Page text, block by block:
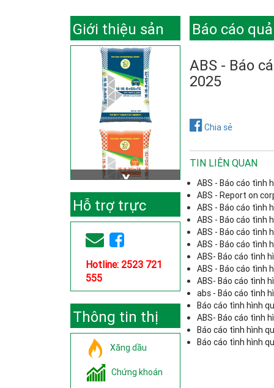
Giới thiệu sản
phẩm
Hỗ trợ trực
tuyến
Hotline: 2523 721
555
Thông tin thị
trườngXăng dầu
Chứng khoán
Báo cáo
ABS - Báo
2025
Chia sẻ
TIN LIÊN QUAN
ABS - Báo cáo tình
ABS - Report on
ABS - Báo cáo tình
ABS - Báo cáo tình
ABS - Báo cáo tình
ABS - Báo cáo tình
ABS- Báo cáo tình
ABS - Báo cáo tình
ABS- Báo cáo tình
abs - Báo cáo tình
Báo cáo tình hình
ABS- Báo cáo tình
Báo cáo tình hình
Báo cáo tình hình